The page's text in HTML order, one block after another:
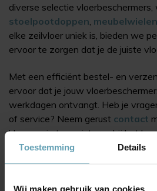
Toestemming Details
Wij maken gebruik van cookies
diverse selectie
stoelpootdoppen, meubelwielen
elke zeilvloer uniek is, bieden we
ervoor te zorgen dat je de juiste
Met een efficiënt bestel- en
ervoor dat je jouw
werkdagen ontvangt. Heb je
of service? Neem gerust contact
klaar om je te assisteren bij het
zeilvloeren en meubels met de
vloerbeschermers van